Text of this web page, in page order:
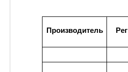
Производитель